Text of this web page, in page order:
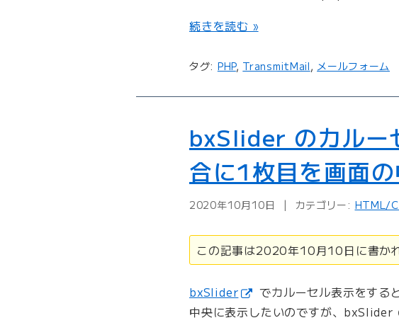
“
r
a
n
m
i
t
M
i
の
テ
プ
レ
続きを読む »
タグ: PHP, TransmitMail, メールフォーム
bxSlider のカルー
合に1枚目を画面
2020年10月10日 カテゴリー: HTML/
この記事は2020年10月10日に書か
bxSlider
でカルーセル表示をする
中央に表示したいのですが、bxSlider